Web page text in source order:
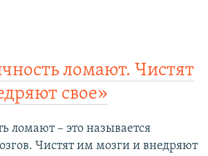
ломают. Чистят
свое»
ломают – это называется
Чистят им мозги и внедряют